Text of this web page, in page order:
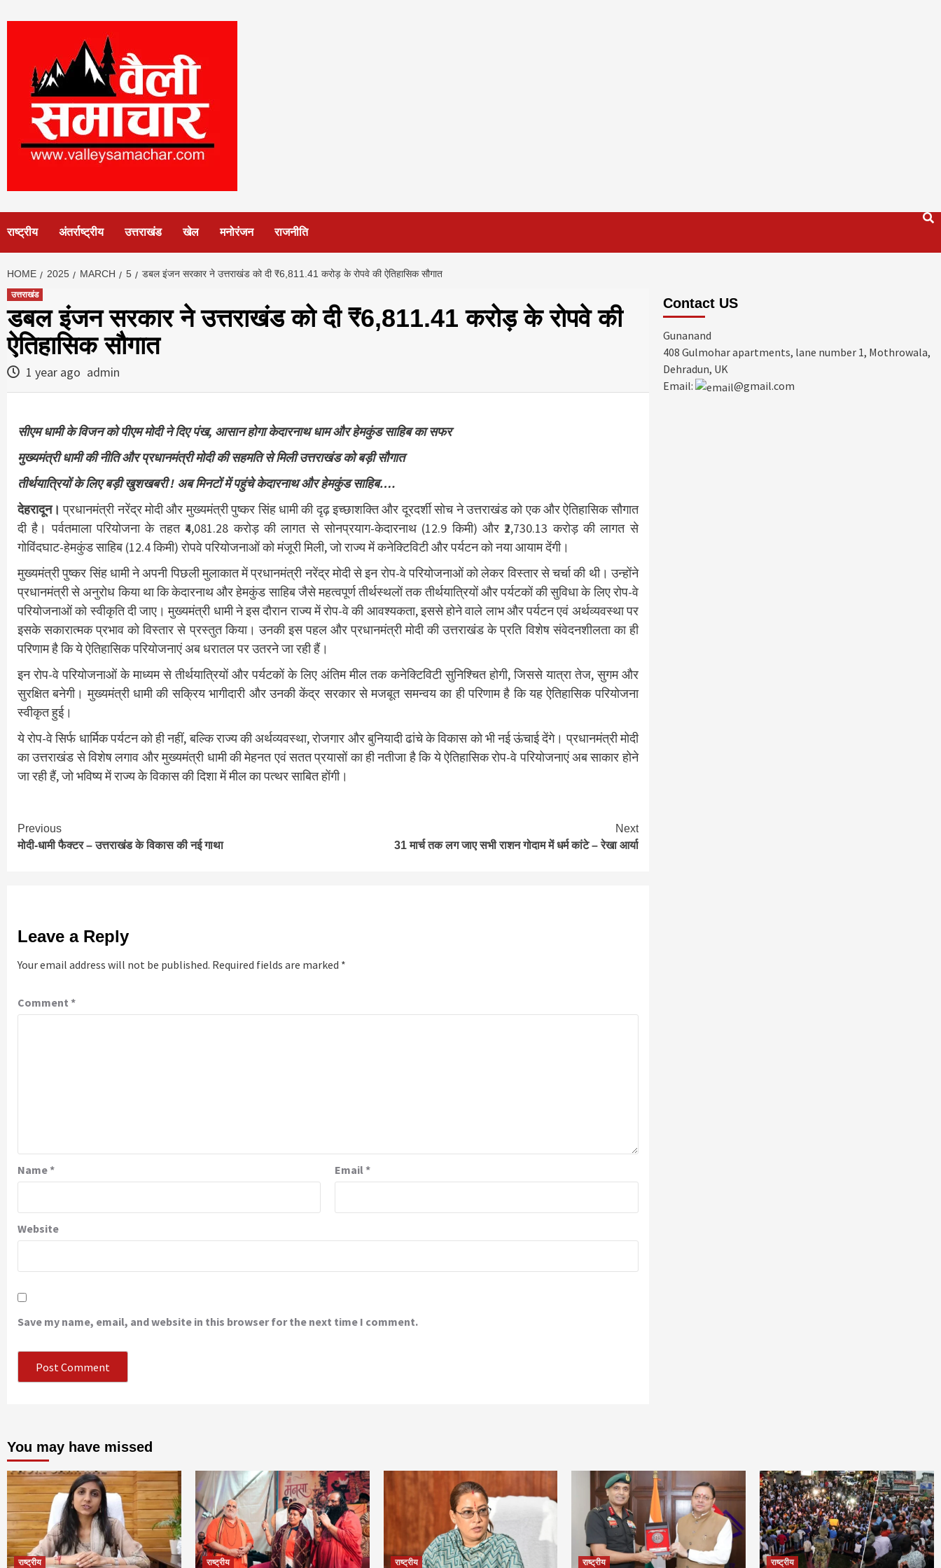
to
राष्ट्रीय अंतर्राष्ट्रीय उत्तराखंड खेल मनोरंजन राजनीति
HOME 2025 MARCH 5 डबल इंजन सरकार ने उत्तराखंड को दी ₹6,811.41 करोड़ के रोपवे की ऐतिहासिक सौगात
उत्तराखंड
डबल इंजन सरकार ने उत्तराखंड को दी ₹6,811.41 करोड़ के रोपवे की
ऐतिहासिक सौगात
1 year ago admin
सीएम धामी के विजन को पीएम मोदी ने दिए पंख, आसान होगा केदारनाथ धाम और हेमकुंड साहिब का सफर
मुख्यमंत्री धामी की नीति और प्रधानमंत्री मोदी की सहमति से मिली उत्तराखंड को बड़ी सौगात
तीर्थयात्रियों के लिए बड़ी खुशखबरी ! अब मिनटों में पहुंचे केदारनाथ और हेमकुंड साहिब….
देहरादून। प्रधानमंत्री नरेंद्र मोदी और मुख्यमंत्री पुष्कर सिंह धामी की दृढ़ इच्छाशक्ति और दूरदर्शी सोच ने उत्तराखंड को एक और ऐतिहासिक सौगात
दी है। पर्वतमाला परियोजना के तहत ₹4,081.28 करोड़ की लागत से सोनप्रयाग-केदारनाथ (12.9 किमी) और ₹2,730.13 करोड़ की लागत से
गोविंदघाट-हेमकुंड साहिब (12.4 किमी) रोपवे परियोजनाओं को मंजूरी मिली, जो राज्य में कनेक्टिविटी और पर्यटन को नया आयाम देंगी।
मुख्यमंत्री पुष्कर सिंह धामी ने अपनी पिछली मुलाकात में प्रधानमंत्री नरेंद्र मोदी से इन रोप-वे परियोजनाओं को लेकर विस्तार से चर्चा की थी। उन्होंने
प्रधानमंत्री से अनुरोध किया था कि केदारनाथ और हेमकुंड साहिब जैसे महत्वपूर्ण तीर्थस्थलों तक तीर्थयात्रियों और पर्यटकों की सुविधा के लिए रोप-वे
परियोजनाओं को स्वीकृति दी जाए। मुख्यमंत्री धामी ने इस दौरान राज्य में रोप-वे की आवश्यकता, इससे होने वाले लाभ और पर्यटन एवं अर्थव्यवस्था पर
इसके सकारात्मक प्रभाव को विस्तार से प्रस्तुत किया। उनकी इस पहल और प्रधानमंत्री मोदी की उत्तराखंड के प्रति विशेष संवेदनशीलता का ही
परिणाम है कि ये ऐतिहासिक परियोजनाएं अब धरातल पर उतरने जा रही हैं।
इन रोप-वे परियोजनाओं के माध्यम से तीर्थयात्रियों और पर्यटकों के लिए अंतिम मील तक कनेक्टिविटी सुनिश्चित होगी, जिससे यात्रा तेज, सुगम और
सुरक्षित बनेगी। मुख्यमंत्री धामी की सक्रिय भागीदारी और उनकी केंद्र सरकार से मजबूत समन्वय का ही परिणाम है कि यह ऐतिहासिक परियोजना
स्वीकृत हुई।
ये रोप-वे सिर्फ धार्मिक पर्यटन को ही नहीं, बल्कि राज्य की अर्थव्यवस्था, रोजगार और बुनियादी ढांचे के विकास को भी नई ऊंचाई देंगे। प्रधानमंत्री मोदी
का उत्तराखंड से विशेष लगाव और मुख्यमंत्री धामी की मेहनत एवं सतत प्रयासों का ही नतीजा है कि ये ऐतिहासिक रोप-वे परियोजनाएं अब साकार होने
जा रही हैं, जो भविष्य में राज्य के विकास की दिशा में मील का पत्थर साबित होंगी।
Continue
Reading
Previous
मोदी-धामी फैक्टर – उत्तराखंड के विकास की नई गाथा
Next
31 मार्च तक लग जाए सभी राशन गोदाम में धर्म कांटे – रेखा आर्या
Leave a Reply
Your email address will not be published. Required fields are marked *
Comment *
Name* Email*
Website
Save my name, email, and website in this browser for the next time I comment.
Contact US
Gunanand
408 Gulmohar apartments, lane number 1, Mothrowala,
Dehradun, UK
Email:
@gmail.com
You may have missed
राष्ट्रीय राष्ट्रीय राष्ट्रीय राष्ट्रीय राष्ट्रीय